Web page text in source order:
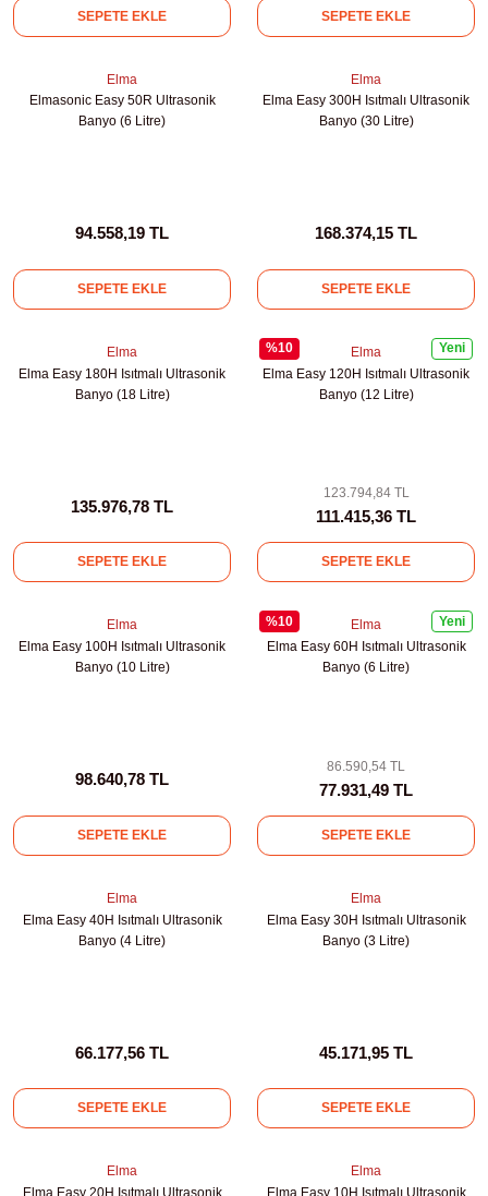
Cihazları
Titratörler
SEPETE EKLE SEPETE EKLE
Elma
Elmasonic Easy 50R Ultrasonik
Banyo (6 Litre)
94.558,19 TL
SEPETE EKLE
Elma
Elma Easy 300H Isıtmalı Ultrasonik
Banyo (30 Litre)
168.374,15 TL
SEPETE EKLE
Elma
Elma Easy 180H Isıtmalı Ultrasonik
Banyo (18 Litre)
135.976,78 TL
SEPETE EKLE
%10 Yeni
Elma
Elma Easy 120H Isıtmalı Ultrasonik
Banyo (12 Litre)
123.794,84 TL
111.415,36 TL
SEPETE EKLE
Elma
Elma Easy 100H Isıtmalı Ultrasonik
Banyo (10 Litre)
98.640,78 TL
SEPETE EKLE
%10 Yeni
Elma
Elma Easy 60H Isıtmalı Ultrasonik
Banyo (6 Litre)
86.590,54 TL
77.931,49 TL
SEPETE EKLE
Elma
Elma Easy 40H Isıtmalı Ultrasonik
Banyo (4 Litre)
66.177,56 TL
SEPETE EKLE
Elma
Elma Easy 30H Isıtmalı Ultrasonik
Banyo (3 Litre)
45.171,95 TL
SEPETE EKLE
Elma
Elma Easy 20H Isıtmalı Ultrasonik
Elma
Elma Easy 10H Isıtmalı Ultrasonik